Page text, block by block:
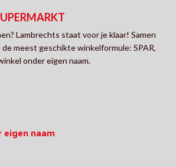
Lambrechts staat voor je klaar! Samen
meest geschikte winkelformule: SPAR,
onder eigen naam.
eigen naam